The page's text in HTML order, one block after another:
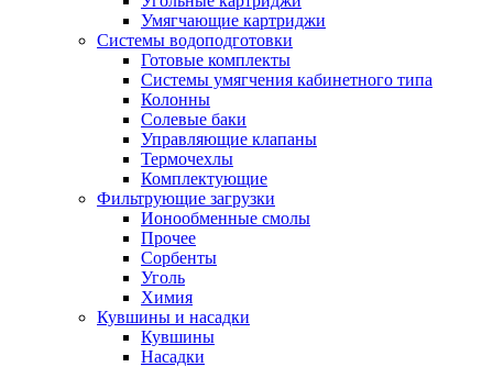
Умягчающие картриджи
Системы водоподготовки
Готовые комплекты
Системы умягчения кабинетного типа
Колонны
Солевые баки
Управляющие клапаны
Термочехлы
Комплектующие
Фильтрующие загрузки
Ионообменные смолы
Прочее
Сорбенты
Уголь
Химия
Кувшины и насадки
Кувшины
Насадки